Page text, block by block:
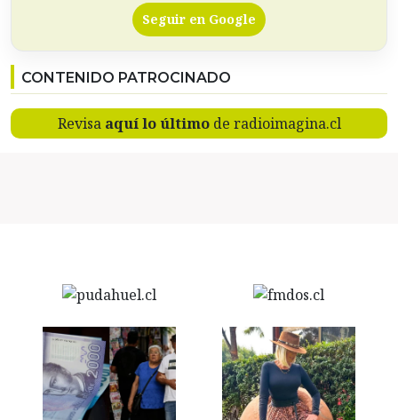
Seguir en Google
CONTENIDO PATROCINADO
Revisa aquí lo últimode radioimagina.cl